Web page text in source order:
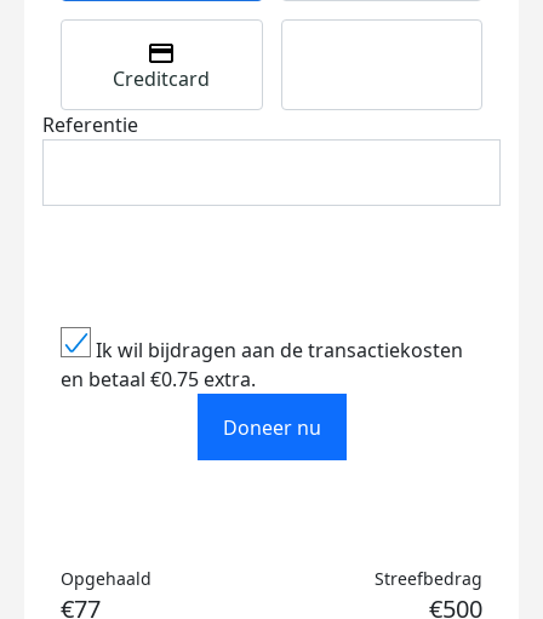
Creditcard
Referentie
Ik wil bijdragen aan de transactiekosten
en betaal €0.75 extra.
Doneer nu
Opgehaald
€77
Streefbedrag
€500